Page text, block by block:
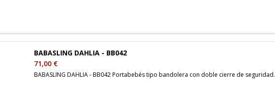
BABASLING DAHLIA - BB042
71,00 €
BABASLING DAHLIA - BB042 Portabebés tipo bandolera con doble cierre de seguridad.